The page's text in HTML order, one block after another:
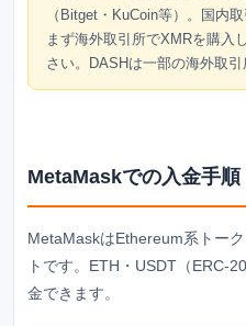
（Bitget・KuCoin等）。国内
まず海外取引所でXMRを購入
さい。DASHは一部の海外取引
MetaMaskでの入金手順
MetaMaskはEthereum系トー
トです。ETH・USDT（ERC-
金できます。